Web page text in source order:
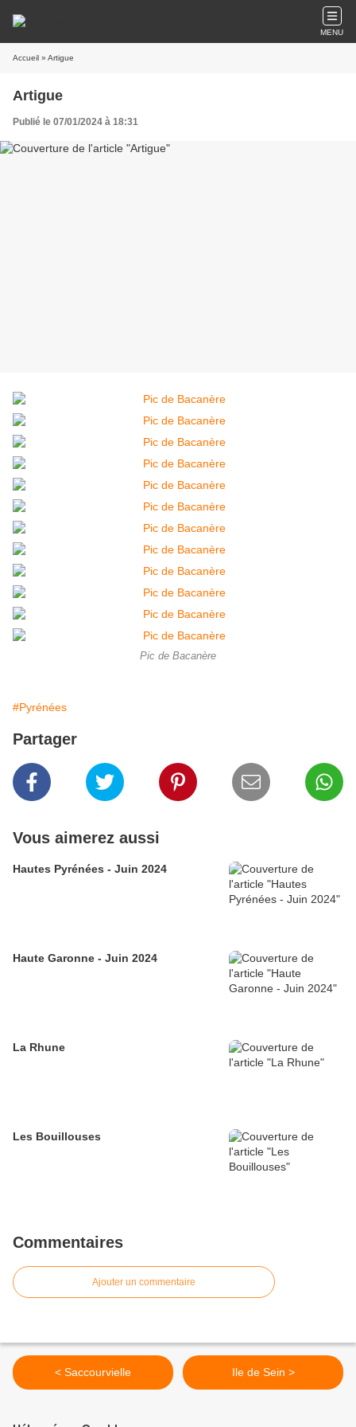
MENU
Accueil » Artigue
Artigue
Publié le 07/01/2024 à 18:31
Pic de Bacanère
#Pyrénées
Partager
Vous aimerez aussi
Hautes Pyrénées - Juin 2024
Haute Garonne - Juin 2024
La Rhune
Les Bouillouses
Commentaires
Ajouter un commentaire
< Saccourvielle Ile de Sein >